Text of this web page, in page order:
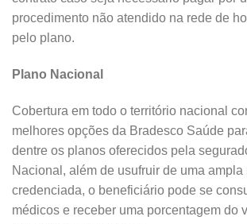
procedimento não atendido na rede de
pelo plano.
Plano Nacional
Cobertura em todo o território nacional
melhores opções da Bradesco Saúde
dentre os planos oferecidos pela
Nacional, além de usufruir de uma ampla
credenciada, o beneficiário pode se
médicos e receber uma porcentagem do